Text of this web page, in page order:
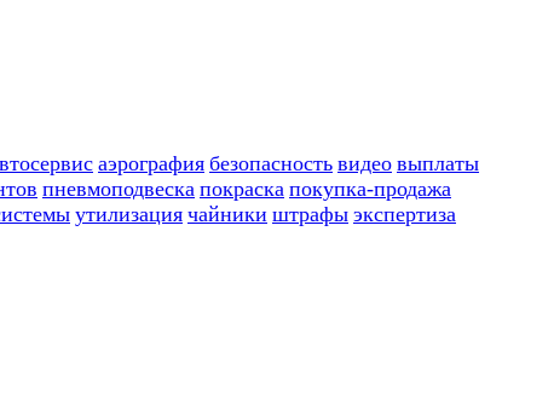
аэрография безопасность видео выплаты
пневмоподвеска покраска покупка-продажа
утилизация чайники штрафы экспертиза